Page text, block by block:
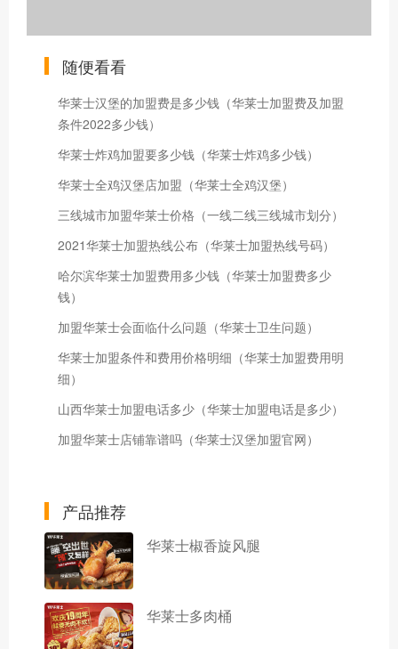
随便看看
华莱士汉堡的加盟费是多少钱（华莱士加盟费及加盟
条件2022多少钱）
华莱士炸鸡加盟要多少钱（华莱士炸鸡多少钱）
华莱士全鸡汉堡店加盟（华莱士全鸡汉堡）
三线城市加盟华莱士价格（一线二线三线城市划分）
2021华莱士加盟热线公布（华莱士加盟热线号码）
哈尔滨华莱士加盟费用多少钱（华莱士加盟费多少
钱）
加盟华莱士会面临什么问题（华莱士卫生问题）
华莱士加盟条件和费用价格明细（华莱士加盟费用明
细）
山西华莱士加盟电话多少（华莱士加盟电话是多少）
加盟华莱士店铺靠谱吗（华莱士汉堡加盟官网）
产品推荐
华莱士椒香旋风腿
华莱士多肉桶